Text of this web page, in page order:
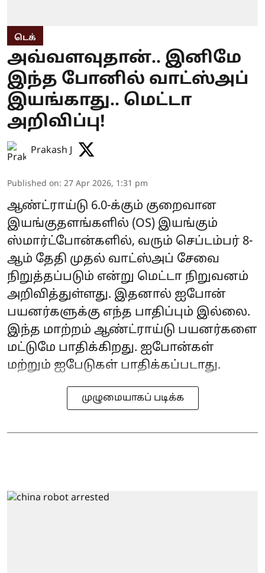
டெக்
அவ்வளவுதான்.. இனிமே
இந்த போனில் வாட்ஸ்அப்
இயங்காது.. மெட்டா
அறிவிப்பு!
Prakash J
Published on: 27 Apr 2026, 1:31 pm
ஆண்ட்ராய்டு 6.0-க்கும் குறைவான
இயங்குதளங்களில் (OS) இயங்கும்
ஸ்மார்ட்போன்களில், வரும் செப்டம்பர் 8-
ஆம் தேதி முதல் வாட்ஸ்அப் சேவை
நிறுத்தப்படும் என்று மெட்டா நிறுவனம்
அறிவித்துள்ளது. இதனால் ஐபோன்
பயனர்களுக்கு எந்த பாதிப்பும் இல்லை.
இந்த மாற்றம் ஆண்ட்ராய்டு பயனர்களை
மட்டுமே பாதிக்கிறது. ஐபோன்கள்
மற்றும் ஐபேடுகள் பாதிக்கப்படாது.
முழுமையாகப் படிக்க